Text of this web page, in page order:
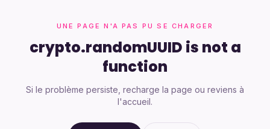
UNE PAGE N'A PAS PU SE CHARGER
crypto.randomUUID is not a
function
Si le problème persiste, recharge la page ou reviens à
l'accueil.